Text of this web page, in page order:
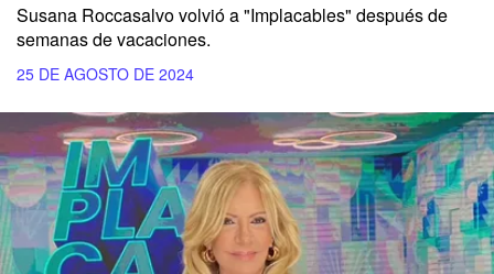
Susana Roccasalvo volvió a "Implacables" después de
semanas de vacaciones.
25 DE AGOSTO DE 2024